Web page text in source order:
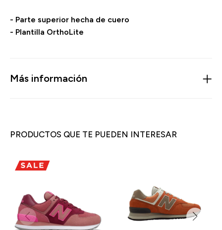
- Parte superior hecha de cuero
- Plantilla OrthoLite
Más información
PRODUCTOS QUE TE PUEDEN INTERESAR